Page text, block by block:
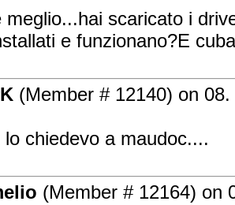
meglio...hai scaricato i
e funzionano?E
(Member # 12140) on
chiedevo a maudoc....
(Member # 12164) on